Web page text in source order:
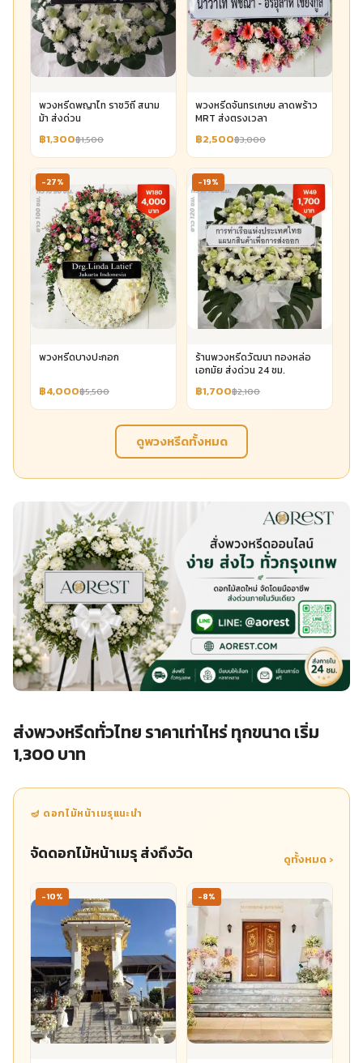
พวงหรีดพญาไท ราชวิถี สนาม
ม้า ส่งด่วน
฿1,300฿1,500
พวงหรีดจันทรเกษม ลาดพร้าว
MRT ส่งตรงเวลา
฿2,500฿3,000
-27%
พวงหรีดบางปะกอก
฿4,000฿5,500
-19%
ร้านพวงหรีดวัฒนา ทองหล่อ
เอกมัย ส่งด่วน 24 ชม.
฿1,700฿2,100
ดูพวงหรีดทั้งหมด
ส่งพวงหรีดทั่วไทย ราคาเท่าไหร่ ทุกขนาด เริ่ม
1,300 บาท
🪔 ดอกไม้หน้าเมรุแนะนำ
จัดดอกไม้หน้าเมรุ ส่งถึงวัด ดูทั้งหมด ›
-10% -8%